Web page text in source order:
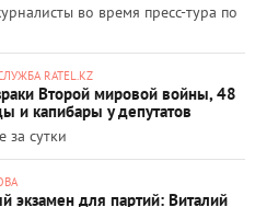
во время пресс-тура по
RATEL.KZ
Второй мировой войны, 48
и капибары у депутатов
за сутки
экзамен для партий: Виталий